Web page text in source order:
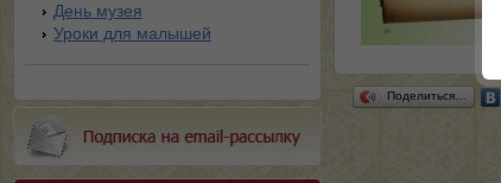
День музея
Уроки для малышей
Поделиться…